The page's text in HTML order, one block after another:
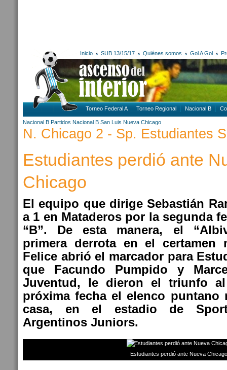
Inicio SUB 13/15/17 Quiénes somos Gol A Gol
Torneo Federal A Torneo Regional Nacional B
Nacional B Partidos Nacional B San Luis Nueva Chicago
N. Chicago 2 - Sp. Estudiantes
Estudiantes perdió ante
Chicago
El equipo que dirige Sebastián
a 1 en Mataderos por la segunda
“B”. De esta manera, el
primera derrota en el certamen
Felice abrió el marcador para
que Facundo Pumpido y
Juventud, le dieron el triunfo
próxima fecha el elenco puntano
casa, en el estadio de
Argentinos Juniors.
Estudiantes perdió ante Nueva